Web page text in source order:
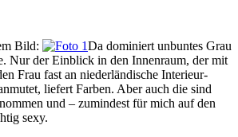
Bild:
Da dominiert unbuntes Grau
Nur der Einblick in den Innenraum, der mit
Frau fast an niederländische Interieur-
liefert Farben. Aber auch die sind
und – zumindest für mich auf den
sexy.